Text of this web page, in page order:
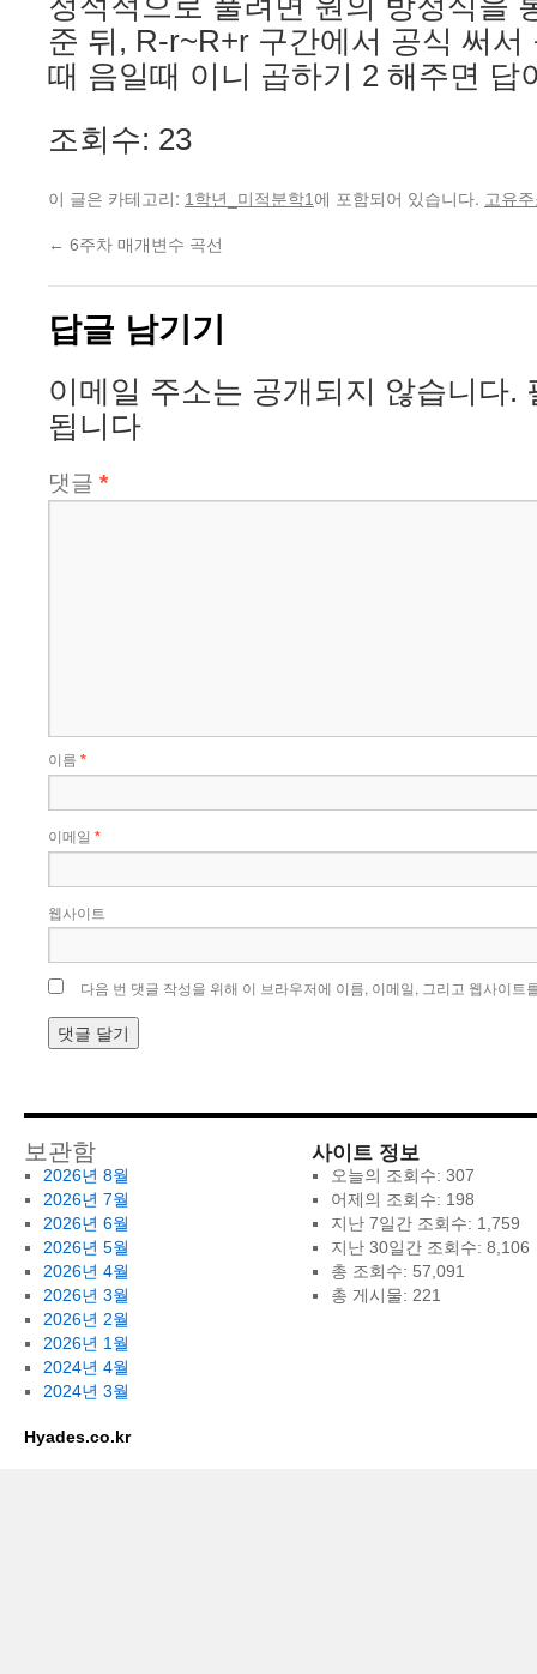
준 뒤, R-r~R+r 구간에서 공식 써서
때 음일때 이니 곱하기 2 해주면 답
조회수: 23
이 글은 카테고리: 1학년_미적분학1 에 포함되어 있습니다. 고유
← 6주차 매개변수 곡선
답글 남기기
이메일 주소는 공개되지 않습니다.
됩니다
댓글 *
이름 *
이메일 *
웹사이트
다음 번 댓글 작성을 위해 이 브라우저에 이름, 이메일, 그리고 웹사이트
보관함
2026년 8월
2026년 7월
2026년 6월
2026년 5월
2026년 4월
2026년 3월
2026년 2월
2026년 1월
2024년 4월
2024년 3월
사이트 정보
오늘의 조회수: 307
어제의 조회수: 198
지난 7일간 조회수: 1,759
지난 30일간 조회수: 8,106
총 조회수: 57,091
총 게시물: 221
Hyades.co.kr